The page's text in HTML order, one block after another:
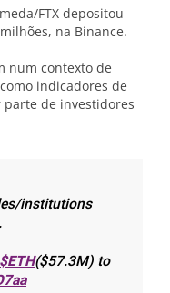
FTX depositou
na Binance.
num contexto de
indicadores de
parte de investidores
institutions
$ETH($57.3M) to